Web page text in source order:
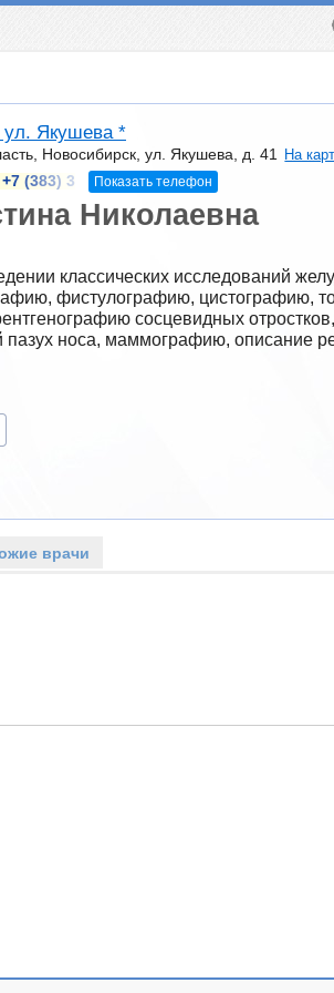
ул. Якушева *
Новосибирск, ул. Якушева, д. 41
На
+7 (383) 3 Показать телефон
Николаевна
классических исследований
фистулографию, цистографию,
сосцевидных
носа, маммографию, описание
врачи